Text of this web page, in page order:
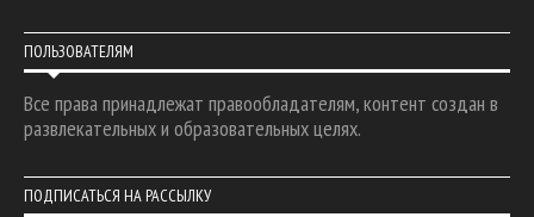
ПОЛЬЗОВАТЕЛЯМ
Все права принадлежат правообладателям, контент создан в
развлекательных и образовательных целях.
ПОДПИСАТЬСЯ НА РАССЫЛКУ